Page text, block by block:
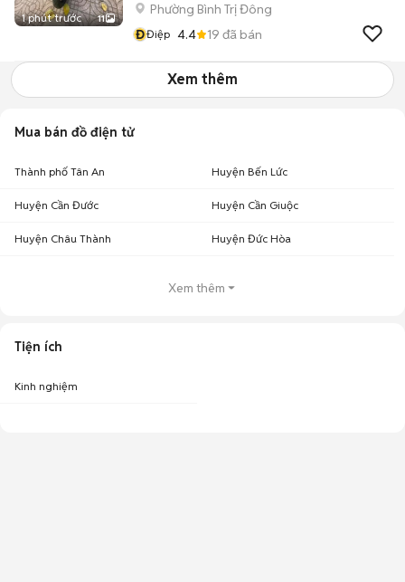
1 phút trước 11
Phường Bình Trị Đông
ĐĐiệp 4.4 19 đã bán
Xem thêm
Mua bán đồ điện tử
Thành phố Tân An Huyện Bến Lức
Huyện Cần Đước Huyện Cần Giuộc
Huyện Châu Thành Huyện Đức Hòa
Xem thêm
Tiện ích
Kinh nghiệm